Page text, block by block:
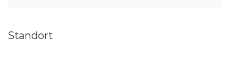
Standort